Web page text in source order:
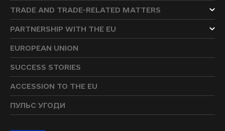
TRADE AND TRADE-RELATED MATTERS
PARTNERSHIP WITH THE EU
EUROPEAN UNION
SUCCESS STORIES
ACCESSION TO THE EU
ПУЛЬС УГОДИ